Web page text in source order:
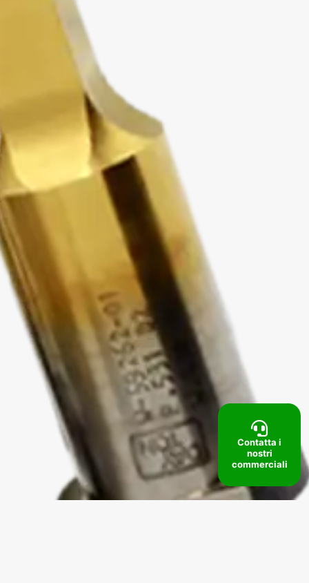
Contatta i
nostri
commerciali